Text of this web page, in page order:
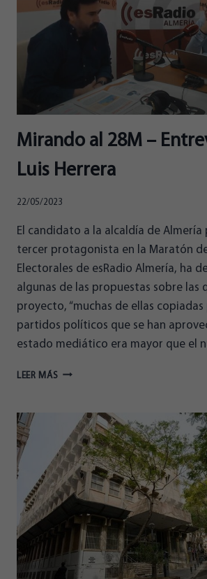
CAPITAL
Mirando al 28M –
Luis Herrera
22/05/2023
El candidato a la alcaldía de Almería
tercer protagonista en la Maratón
Electorales de esRadio Almería, ha
algunas de las propuestas sobre las
proyecto, “muchas de ellas
partidos políticos que se han
estado mediático era mayor que el
LEER MÁS MIRANDO
ENTREVISTA
A
JOSÉ
LUIS
HERRERA